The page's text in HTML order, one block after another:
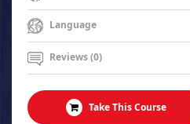
Language
Reviews (0)
Take This Course